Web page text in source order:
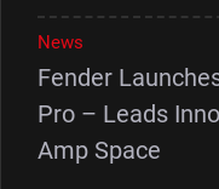
News
Fender
Pro – Leads
Amp Space